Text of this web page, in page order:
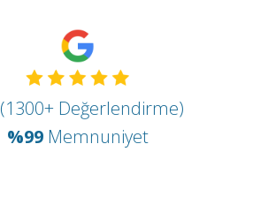
(1300+ Değerlendirme)
%99 Memnuniyet